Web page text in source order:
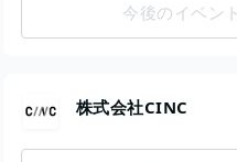
今後のイベン
株式会社CINC